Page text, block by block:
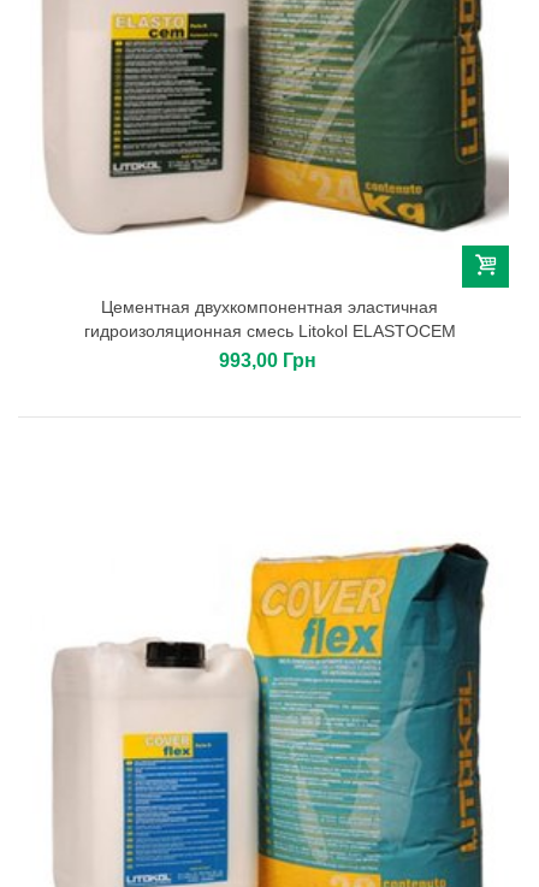
Цементная двухкомпонентная эластичная
гидроизоляционная смесь Litokol ELASTOCEM
993,00 Грн